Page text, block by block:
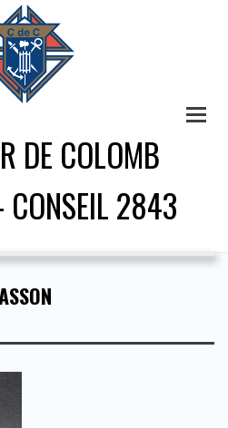
DE COLOMB
CONSEIL 2843